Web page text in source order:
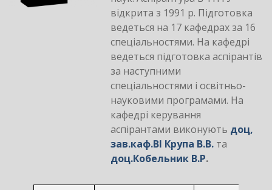
відкрита з 1991 р. Підготовка
ведеться на 17 кафедрах за 16
спеціальностями. На кафедрі
ведеться підготовка аспірантів
за наступними
спеціальностями і освітньо-
науковими програмами. На
кафедрі керування
аспірантами виконують доц,
зав.каф.ВІ Крупа В.В. та
доц.Кобельник В.Р.